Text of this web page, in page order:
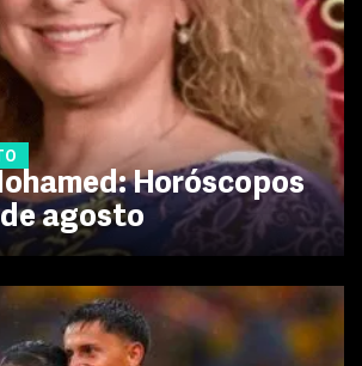
Horóscopos
agosto